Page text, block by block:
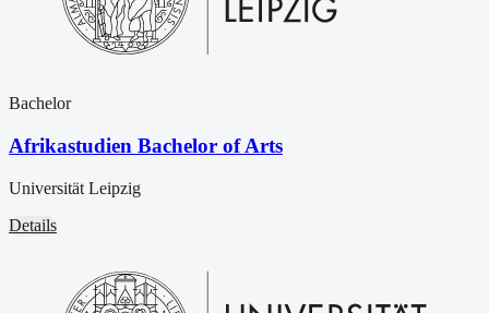
Bachelor
Afrikastudien Bachelor of Arts
Universität Leipzig
Details